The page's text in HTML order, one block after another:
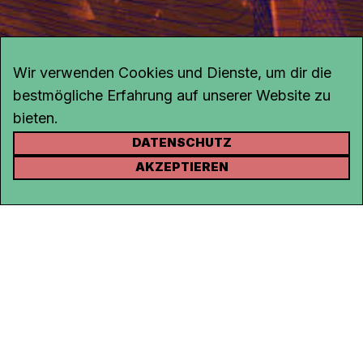
KONTAKT
Rohrerstrasse 20
Wir verwenden Cookies und Dienste, um dir die
bestmögliche Erfahrung auf unserer Website zu
bieten.
DATENSCHUTZ
AKZEPTIEREN